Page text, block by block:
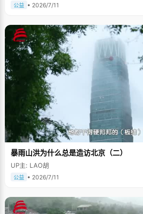
公益 • 2026/7/11
暴雨山洪为什么总是造访北京（二）
UP主: LAO胡
公益 • 2026/7/11